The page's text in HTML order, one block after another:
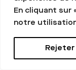
En cliquant sur
notre
Rejeter